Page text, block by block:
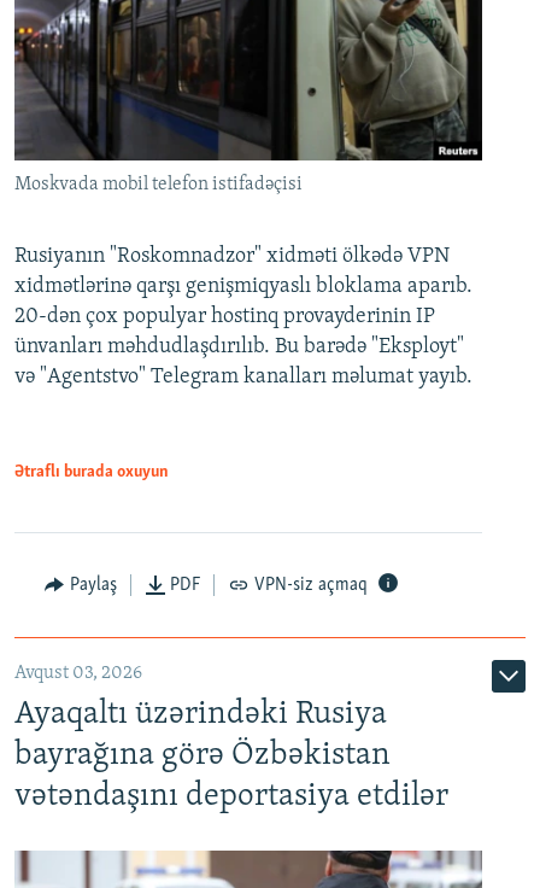
Moskvada mobil telefon istifadəçisi
Rusiyanın "Roskomnadzor" xidməti ölkədə VPN
xidmətlərinə qarşı genişmiqyaslı bloklama aparıb.
20-dən çox populyar hostinq provayderinin IP
ünvanları məhdudlaşdırılıb. Bu barədə "Eksployt"
və "Agentstvo" Telegram kanalları məlumat yayıb.
Ətraflı burada oxuyun
Paylaş PDF VPN-siz açmaq
Avqust 03, 2026
Ayaqaltı üzərindəki Rusiya
bayrağına görə Özbəkistan
vətəndaşını deportasiya etdilər